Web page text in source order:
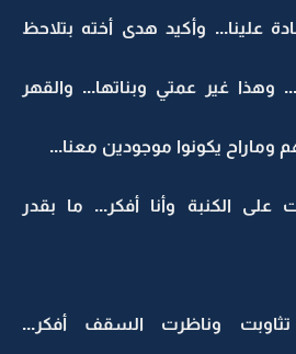
علينا... وأكيد هدى أخته بتلاحظ
وهذا غير عمتي وبناتها... والقهر
وماراح يكونوا موجودين معنا...
الكنبة وأنا أفكر... ما بقدر
وناظرت السقف أفكر...